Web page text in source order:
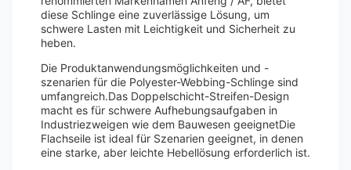
diese Schlinge eine zuverlässige Lösung, um
schwere Lasten mit Leichtigkeit und Sicherheit zu
heben.
Die Produktanwendungsmöglichkeiten und -
szenarien für die Polyester-Webbing-Schlinge sind
umfangreich.Das Doppelschicht-Streifen-Design
macht es für schwere Aufhebungsaufgaben in
Industriezweigen wie dem Bauwesen geeignetDie
Flachseile ist ideal für Szenarien geeignet, in denen
eine starke, aber leichte Hebellösung erforderlich ist.